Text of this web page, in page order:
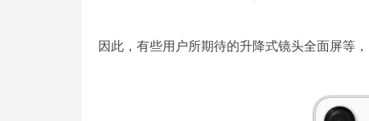
因此，有些用户所期待的升降式镜头全面屏等